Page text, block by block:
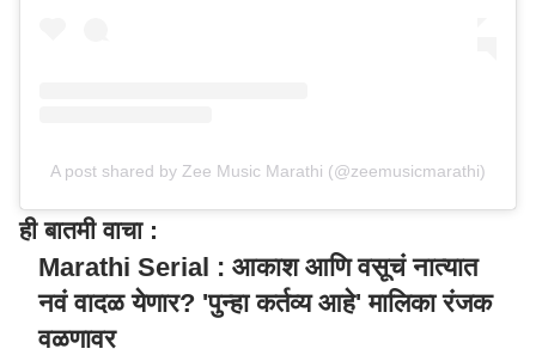
A post shared by Zee Music Marathi (@zeemusicmarathi)
ही बातमी वाचा :
Marathi Serial : आकाश आणि वसूचं नात्यात
नवं वादळ येणार? 'पुन्हा कर्तव्य आहे' मालिका रंजक
वळणावर